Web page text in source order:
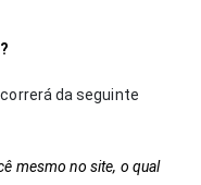
da seguinte
mesmo no site, o qual